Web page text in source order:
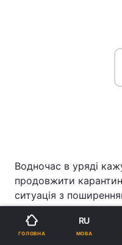
Водночас в уряді
продовжити
ситуація з
прем'єр Денис
поступового
динаміка
ГОЛОВНА
RU
МОВА